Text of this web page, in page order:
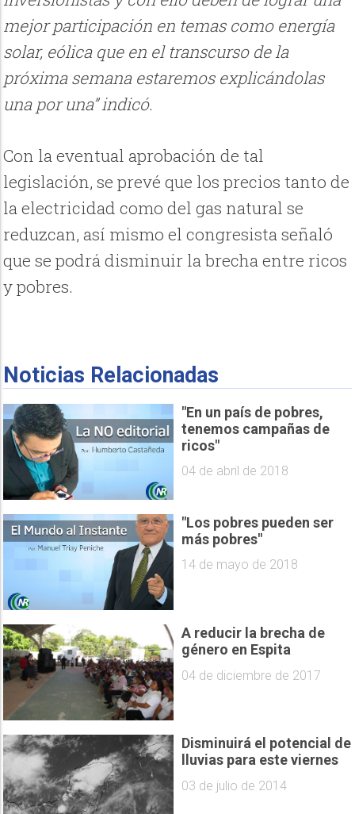
mejor participación en temas como energía
solar, eólica que en el transcurso de la
próxima semana estaremos explicándolas
una por una” indicó.
Con la eventual aprobación de tal
legislación, se prevé que los precios tanto de
la electricidad como del gas natural se
reduzcan, así mismo el congresista señaló
que se podrá disminuir la brecha entre ricos
y pobres.
Noticias Relacionadas
"En un país de pobres,
tenemos campañas de
ricos"
04 de abril de 2018
"Los pobres pueden ser
más pobres"
14 de mayo de 2018
A reducir la brecha de
género en Espita
04 de diciembre de 2017
Disminuirá el potencial de
lluvias para este viernes
03 de julio de 2014